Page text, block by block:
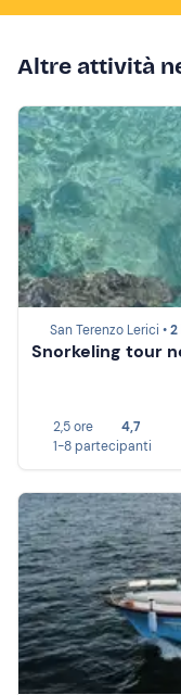
Altre attività
San Terenzo Lerici •2
Snorkeling tour
2,5 ore
4,7
1-8 partecipanti